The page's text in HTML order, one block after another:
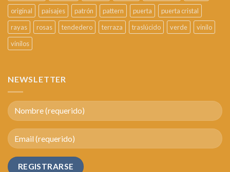
original
paisajes patrón pattern puerta
puerta cristal
rayas
rosas tendedero terraza traslúcido verde
vinilo
vinilos
NEWSLETTER